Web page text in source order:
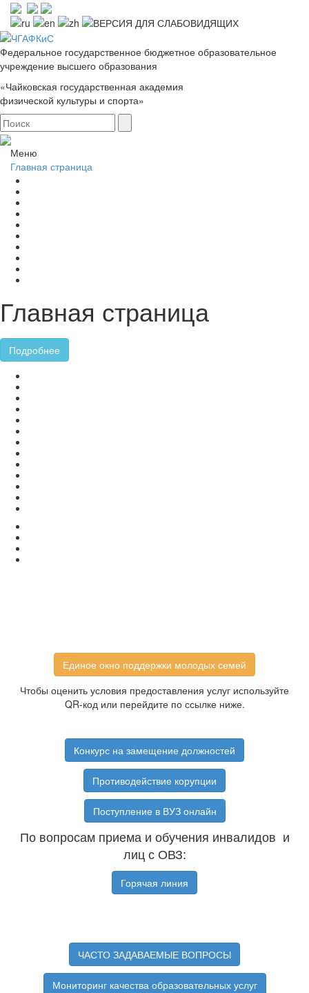
Федеральное государственное бюджетное образовательное
учреждение высшего образования
«Чайковская государственная академия
физической культуры и спорта»
Меню
Главная страница
Главная страница
Подробнее
Единое окно поддержки молодых семей
Чтобы оценить условия предоставления услуг используйте
QR-код или перейдите по ссылке ниже.
Конкурс на замещение должностей
Противодействие корупции
Поступление в ВУЗ онлайн
По вопросам приема и обучения инвалидов и
лиц с ОВЗ:
Горячая линия
ЧАСТО ЗАДАВАЕМЫЕ ВОПРОСЫ
Мониторинг качества образовательных услуг